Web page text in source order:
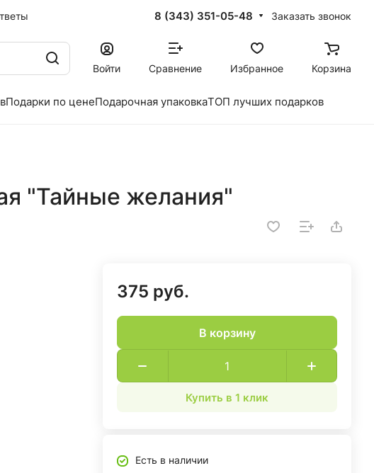
8 (343) 351-05-48 Заказать звонок
Войти Сравнение Избранное Корзина
Подарки по ценеПодарочная упаковкаТОП лучших подарков
"Тайные желания"
375 руб.
В корзину
Купить в 1 клик
Есть в наличии